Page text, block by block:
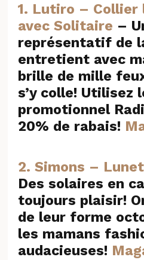
1. Lutiro – Collier
avec Solitaire –
représentatif de
entretient avec
brille de mille
s’y colle! Utilisez
promotionnel
20% de rabais!
2. Simons –
Des solaires en
toujours plaisir!
de leur forme
les mamans
audacieuses!